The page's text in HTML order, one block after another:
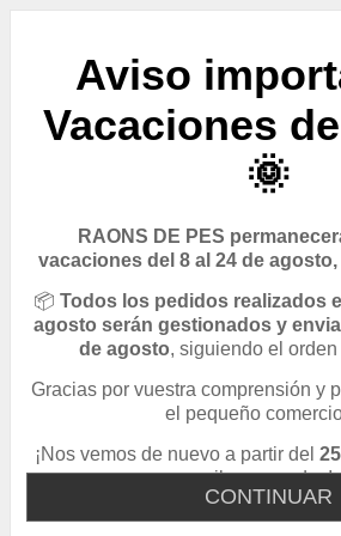
CONTINUAR
Aviso
Vacaciones
🌞
RAONS DE PES
vacaciones del 8 al 24 de
📦 Todos los pedidos realizados
agosto serán gestionados y
de agosto, siguiendo el
Gracias por vuestra comprensión y
el pequeño
¡Nos vemos de nuevo a partir del
pilas cargadas!